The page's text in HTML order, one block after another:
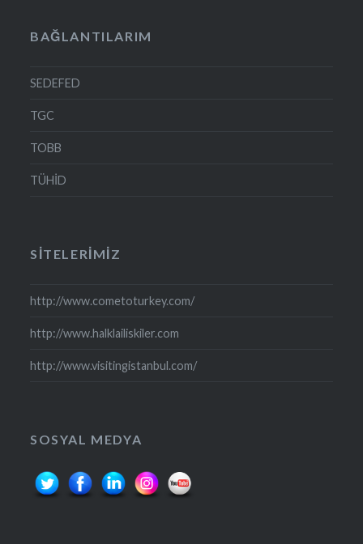
BAĞLANTILARIM
SEDEFED
TGC
TOBB
TÜHİD
SITELERIMIZ
http://www.cometoturkey.com/
http://www.halklailiskiler.com
http://www.visitingistanbul.com/
SOSYAL MEDYA